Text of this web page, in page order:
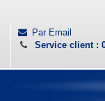
Par Email
Service client :